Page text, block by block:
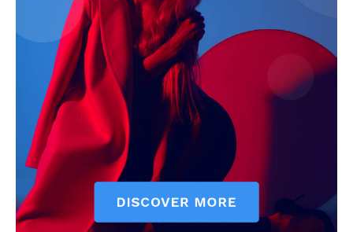
ELŐFIZETÉS
Hasznos
bSZ fiók